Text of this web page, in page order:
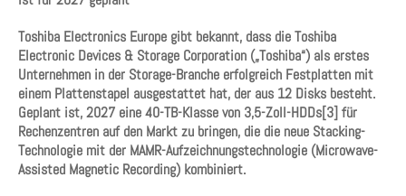
Toshiba Electronics Europe gibt bekannt, dass die Toshiba
Electronic Devices & Storage Corporation („Toshiba“) als erstes
Unternehmen in der Storage-Branche erfolgreich Festplatten mit
einem Plattenstapel ausgestattet hat, der aus 12 Disks besteht.
Geplant ist, 2027 eine 40-TB-Klasse von 3,5-Zoll-HDDs[3] für
Rechenzentren auf den Markt zu bringen, die die neue Stacking-
Technologie mit der MAMR-Aufzeichnungstechnologie (Microwave-
Assisted Magnetic Recording) kombiniert.